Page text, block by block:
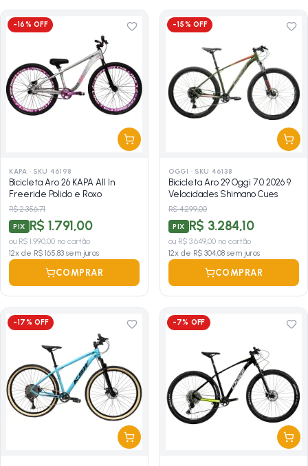
-16% OFF
KAPA · SKU 46198
Bicicleta Aro 26 KAPA All In
Freeride Polido e Roxo
R$ 2.356,71
PIX R$ 1.791,00
ou R$ 1.990,00 no cartão
12x de R$ 165,83 sem juros
COMPRAR
-15% OFF
OGGI · SKU 46138
Bicicleta Aro 29 Oggi 7.0 2026 9
Velocidades Shimano Cues
R$ 4.299,00
PIX R$ 3.284,10
ou R$ 3.649,00 no cartão
12x de R$ 304,08 sem juros
COMPRAR
-17% OFF -7% OFF